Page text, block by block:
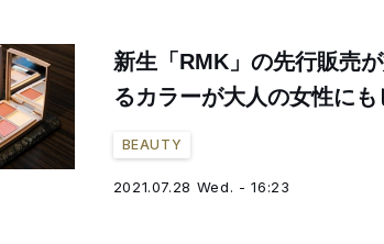
新生「RMK」の先行販売
るカラーが大人の女性にも
BEAUTY
2021.07.28 Wed. - 16:23